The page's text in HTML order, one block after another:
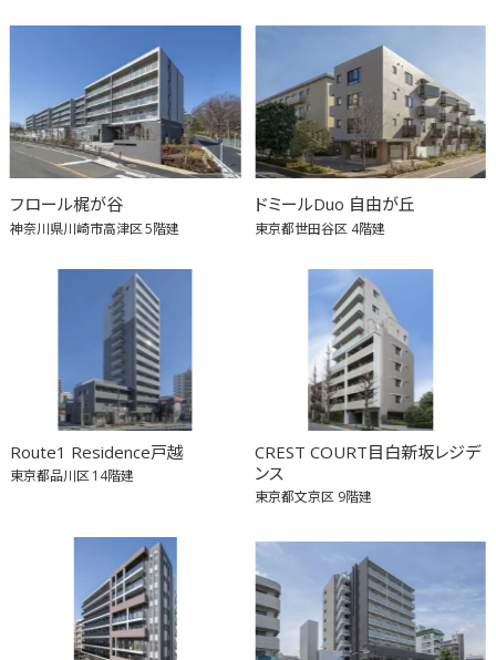
フロール梶が谷
神奈川県川崎市高津区5階建
ドミールDuo 自由が丘
東京都世田谷区 4階建
Route1 Residence戸越
東京都品川区14階建
CREST COURT目白新坂レジデ
ンス
東京都文京区 9階建